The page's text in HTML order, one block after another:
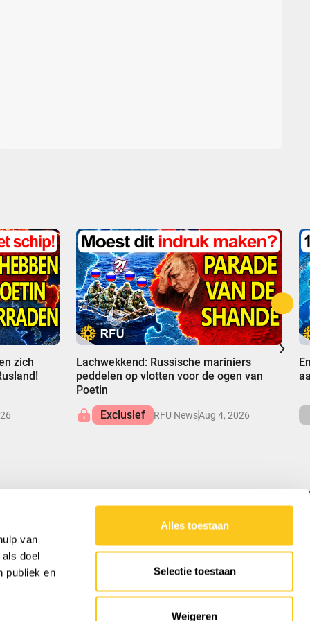
van
doel
publiek en
Alles toestaan
Selectie toestaan
Weigeren
zich
Lachwekkend: Russische mariniers
peddelen op vlotten voor de ogen van
Poetin
Exclusief
RFU NewsAug 4, 2026
wereldaangelegenheden, ontrafelt
complexiteiten om het begrip van de krachten
die onze wereld vormen te versterken.